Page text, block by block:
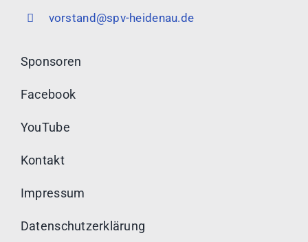
vorstand@spv-heidenau.de
Sponsoren
Facebook
YouTube
Kontakt
Impressum
Datenschutzerklärung